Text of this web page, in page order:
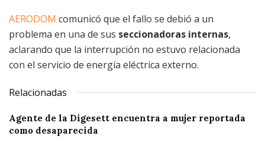
AERODOM comunicó que el fallo se debió a un
problema en una de sus seccionadoras internas,
aclarando que la interrupción no estuvo relacionada
con el servicio de energía eléctrica externo.
Relacionadas
Agente de la Digesett encuentra a mujer reportada
como desaparecida